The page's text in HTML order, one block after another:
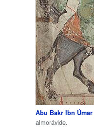
Abu Bakr Ibn Úmar
almorávide.